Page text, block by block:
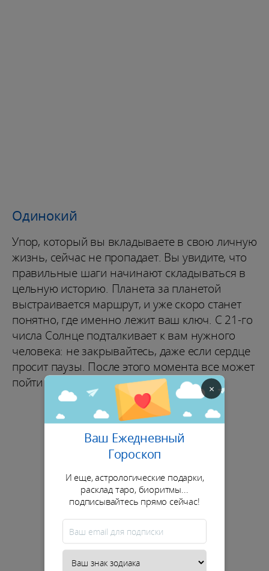
Одинокий
Упор, который вы вкладываете в свою личную
жизнь, сейчас не пропадает. Вы увидите, что
правильные шаги начинают складываться в
цельную историю. Планета за планетой
выстраивается маршрут, и уже скоро станет
понятно, где именно лежит ваш ключ. С 21-го
числа Солнце подталкивает к вам нужного
человека: не закрывайтесь, даже если сердце
просит паузы. После этого момента все может
пойти быстрее, чем вы ожидаете.
×
Ваш Ежедневный
Гороскоп
И еще, астрологические подарки,
расклад таро, биоритмы...
подписывайтесь прямо сейчас!